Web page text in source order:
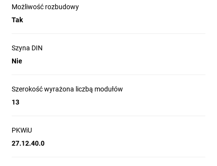
Możliwość rozbudowy
Tak
Szyna DIN
Nie
Szerokość wyrażona liczbą modułów
13
PKWiU
27.12.40.0